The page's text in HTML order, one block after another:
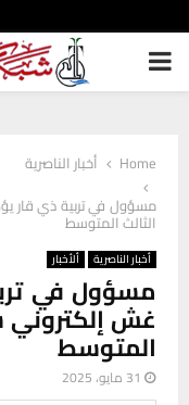
PRIMARY
Home
أخبار الناصرية
مسؤول في تربية ذي قار
الثالث المتوسط
أخبار الناصرية ألأخبار
مسؤول في
غش إلكتروني
المتوسط
31 مايو، 2025